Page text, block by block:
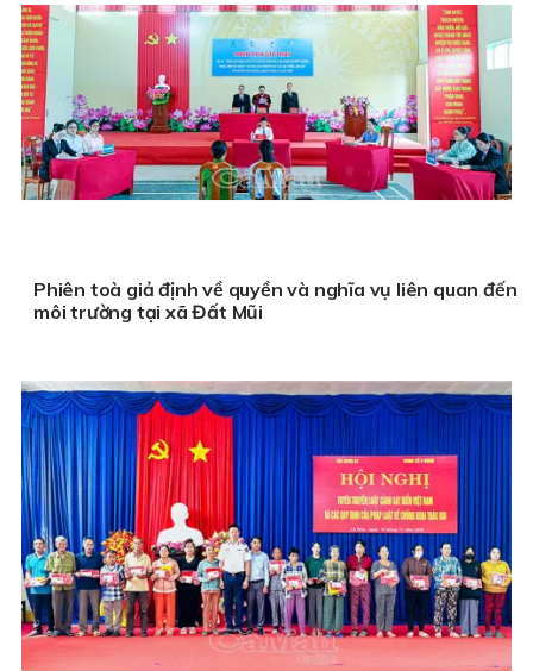
Phiên toà giả định về quyền và nghĩa vụ liên quan đến
môi trường tại xã Đất Mũi